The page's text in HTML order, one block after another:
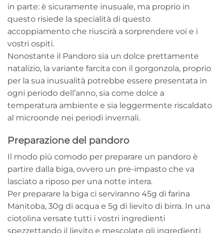
in parte: è sicuramente inusuale, ma proprio in
questo risiede la specialità di questo
accoppiamento che riuscirà a sorprendere voi e i
vostri ospiti.
Nonostante il Pandoro sia un dolce prettamente
natalizio, la variante farcita con il gorgonzola, proprio
per la sua inusualità potrebbe essere presentata in
ogni periodo dell’anno, sia come dolce a
temperatura ambiente e sia leggermente riscaldato
al microonde nei periodi invernali.
Preparazione del pandoro
Il modo più comodo per preparare un pandoro è
partire dalla biga, ovvero un pre-impasto che va
lasciato a riposo per una notte intera.
Per preparare la biga ci serviranno 45g di farina
Manitoba, 30g di acqua e 5g di lievito di birra. In una
ciotolina versate tutti i vostri ingredienti
spezzettando il lievito e mescolate gli ingredienti